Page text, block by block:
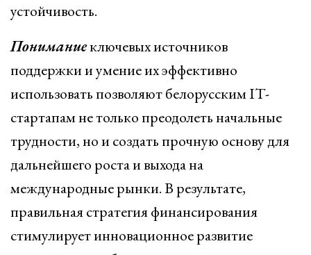
устойчивость.
Пониманиеключевых источников
поддержки и умение их эффективно
использовать позволяют белорусским IT-
стартапам не только преодолеть начальные
трудности, но и создать прочную основу для
дальнейшего роста и выхода на
международные рынки. В результате,
правильная стратегия финансирования
стимулирует инновационное развитие